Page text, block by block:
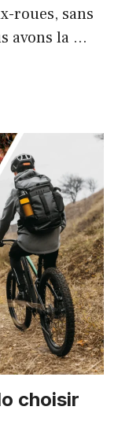
roues, sans
avons la …
choisir